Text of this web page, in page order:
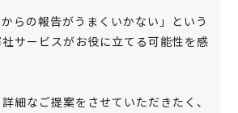
らの報告がうまくいかない」という
サービスがお役に立てる可能性を感
細なご提案をさせていただきたく、